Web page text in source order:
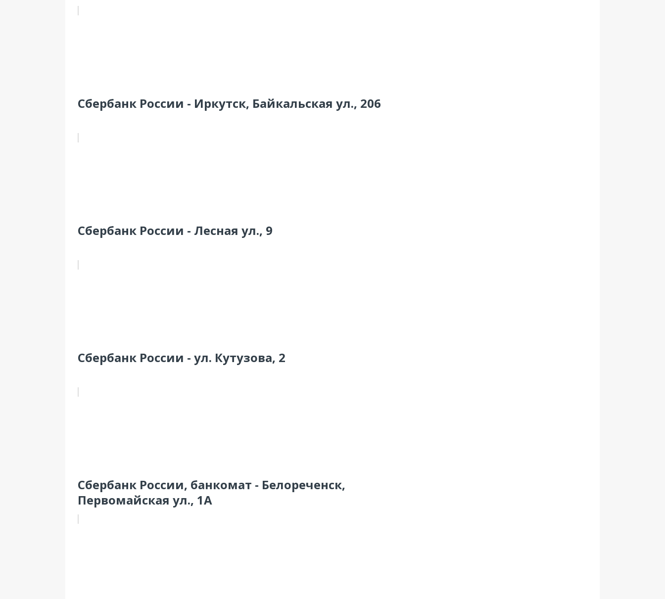
Сбербанк России - Иркутск, Байкальская ул., 206
Сбербанк России - Лесная ул., 9
Сбербанк России - ул. Кутузова, 2
Сбербанк России, банкомат - Белореченск,
Первомайская ул., 1А